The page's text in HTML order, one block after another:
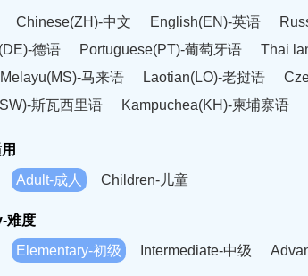
Chinese(ZH)-中文 English(EN)-英语
德语
Portuguese(PT)-葡萄牙语 Thai
马来语
Laotian(LO)-老挝语
斯瓦西里语
Kampuchea(KH)-柬埔寨语
Adult-成人 Children-儿童
难度
Elementary-初级 Intermediate-中级